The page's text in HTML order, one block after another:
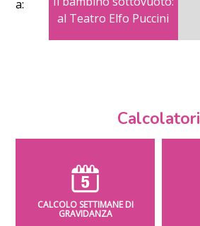
a:
al Teatro Elfo Puccini
Calcolatori
CALCOLO SETTIMANE DI
GRAVIDANZA